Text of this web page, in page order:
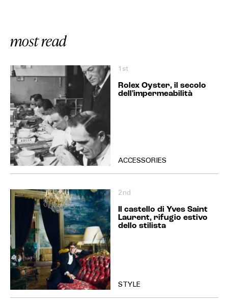
most read
1st
Rolex Oyster, il secolo
dell'impermeabilità
ACCESSORIES
2nd
Il castello di Yves Saint
Laurent, rifugio estivo
dello stilista
STYLE